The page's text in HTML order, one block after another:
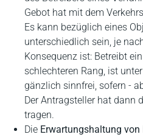
Gebot hat mit dem
Es kann bezüglich eines
unterschiedlich sein, je
Konsequenz ist: Betreibt
schlechteren Rang, ist
gänzlich sinnfrei, sofern -
Der Antragsteller hat dann
tragen.
Die Erwartungshaltung von